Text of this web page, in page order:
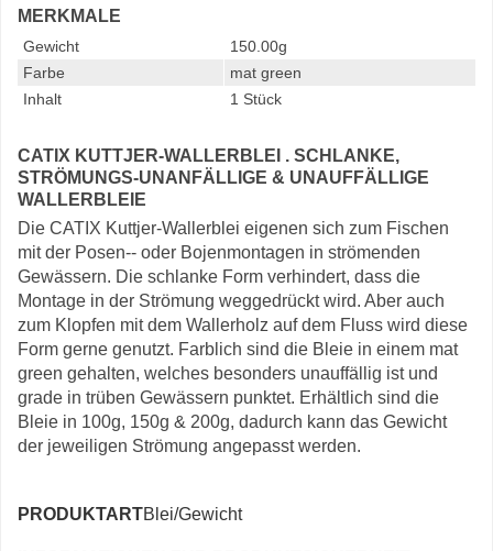
MERKMALE
Gewicht
150.00g
Farbe
mat green
Inhalt
1 Stück
CATIX KUTTJER-WALLERBLEI . SCHLANKE,
STRÖMUNGS-UNANFÄLLIGE & UNAUFFÄLLIGE
WALLERBLEIE
Die CATIX Kuttjer-Wallerblei eigenen sich zum Fischen
mit der Posen-- oder Bojenmontagen in strömenden
Gewässern. Die schlanke Form verhindert, dass die
Montage in der Strömung weggedrückt wird. Aber auch
zum Klopfen mit dem Wallerholz auf dem Fluss wird diese
Form gerne genutzt. Farblich sind die Bleie in einem mat
green gehalten, welches besonders unauffällig ist und
grade in trüben Gewässern punktet. Erhältlich sind die
Bleie in 100g, 150g & 200g, dadurch kann das Gewicht
der jeweiligen Strömung angepasst werden.
PRODUKTARTBlei/Gewicht